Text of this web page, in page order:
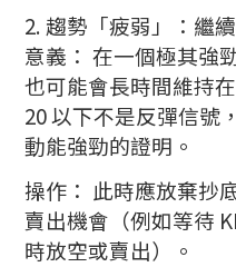
2. 趨勢「疲弱」：繼
意義： 在一個極其強
也可能會長時間維持
20 以下不是反彈信號
動能強勁的證明。
操作： 此時應放棄抄
賣出機會（例如等待
時放空或賣出）。